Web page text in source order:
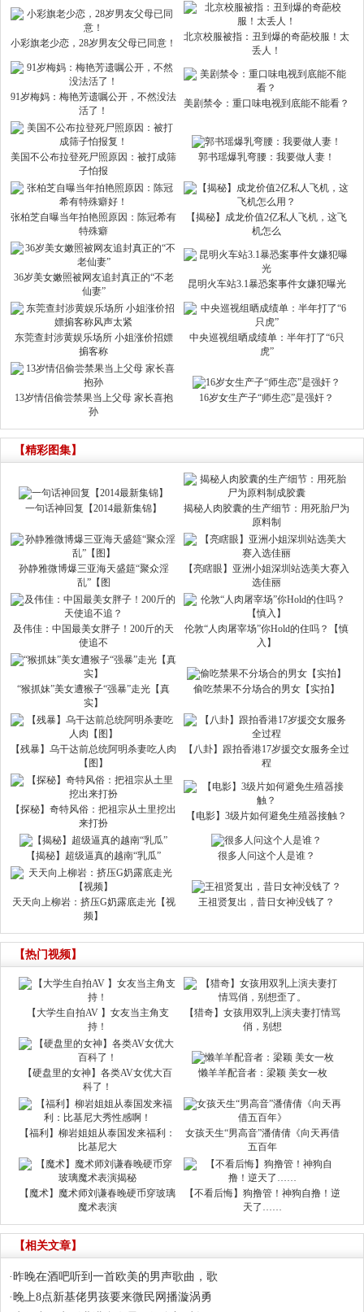
小彩旗老少恋，28岁男友父母已同意！
北京校服被指：丑到爆的奇葩校服！太
丢人！
91岁梅妈：梅艳芳遗嘱公开，不然没法
活了！
美剧禁令：重口味电视到底能不能看？
美国不公布拉登死尸照原因：被打成筛
子怕报
郭书瑶爆乳弯腰：我要做人妻！
张柏芝自曝当年拍艳照原因：陈冠希有
特殊癖
【揭秘】成龙价值2亿私人飞机，这飞
机怎么
36岁美女嫩照被网友追封真正的“不老
仙妻”
昆明火车站3.1暴恐案事件女嫌犯曝光
东莞查封涉黄娱乐场所 小姐涨价招嫖
掮客称
中央巡视组晒成绩单：半年打了“6只
虎”
13岁情侣偷尝禁果当上父母 家长喜抱
孙
16岁女生产子“师生恋”是强奸？
【精彩图集】
一句话神回复【2014最新集锦】
揭秘人肉胶囊的生产细节：用死胎尸为
原料制
孙静雅微博爆三亚海天盛筵“聚众淫
乱”【图
【亮瞎眼】亚洲小姐深圳站选美大赛入
选佳丽
及伟佳：中国最美女胖子！200斤的天
使追不
伦敦“人肉屠宰场”你Hold的住吗？【慎
入】
“猴抓妹”美女遭猴子“强暴”走光【真
实】
偷吃禁果不分场合的男女【实拍】
【残暴】乌干达前总统阿明杀妻吃人肉
【图】
【八卦】跟拍香港17岁援交女服务全过
程
【探秘】奇特风俗：把祖宗从土里挖出
来打扮
【电影】3级片如何避免生殖器接触？
【揭秘】超级逼真的越南“乳瓜” 很多人问这个人是谁？
天天向上柳岩：挤压G奶露底走光【视
频】
王祖贤复出，昔日女神没钱了？
【热门视频】
【大学生自拍AV 】女友当主角支
持！
【猎奇】女孩用双乳上演夫妻打情骂
俏，别想
【硬盘里的女神】各类AV女优大百
科了！
懒羊羊配音者：梁颖 美女一枚
【福利】柳岩姐姐从泰国发来福利：
比基尼大
女孩天生“男高音”潘倩倩《向天再借
五百年
【魔术】魔术师刘谦春晚硬币穿玻璃
魔术表演
【不看后悔】狗撸管！神狗自撸！逆
天了……
【相关文章】
· 昨晚在酒吧听到一首欧美的男声歌曲，歌
·晚上8点新基佬男孩要来微民网播漩涡勇